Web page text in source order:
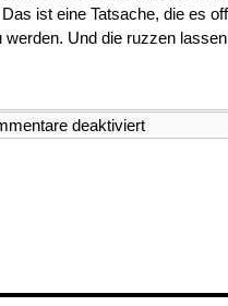
ist eine Tatsache, die es
Und die ruzzen
deaktiviertfür
Drohnen